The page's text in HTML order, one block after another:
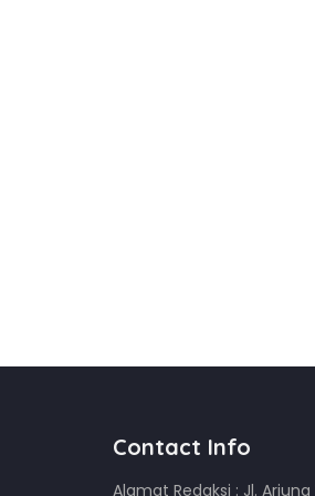
Contact Info
Alamat Redaksi : Jl.